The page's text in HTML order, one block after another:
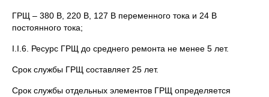
ГРЩ – 380 В, 220 В, 127 В переменного тока и 24 В
постоянного тока;
I.I.6. Ресурс ГРЩ до среднего ремонта не менее 5 лет.
Срок службы ГРЩ составляет 25 лет.
Срок службы отдельных элементов ГРЩ определяется